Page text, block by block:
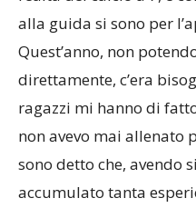
realtà del calcio a 7, e
direttamente, c’era